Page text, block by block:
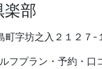
楽部
町字坊之入２１２７-
フプラン・予約・